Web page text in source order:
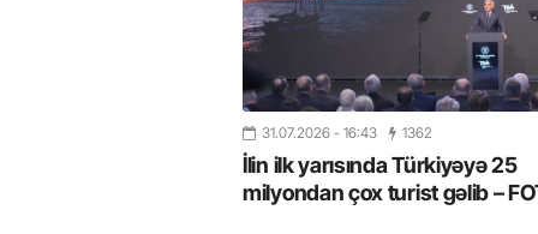
31.07.2026 - 16:43 1362
İlin ilk yarısında Türkiyəyə 25
milyondan çox turist gəlib –